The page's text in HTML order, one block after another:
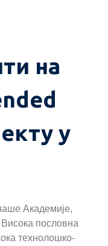
на
у
Академије,
пословна
технолошко-